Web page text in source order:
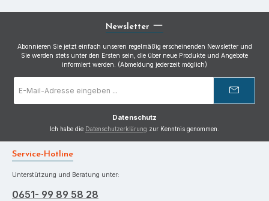
Newsletter
Abonnieren Sie jetzt einfach unseren regelmäßig erscheinenden Newsletter und
Sie werden stets unter den Ersten sein, die über neue Produkte und Angebote
informiert werden. (Abmeldung jederzeit möglich)
Mail-
Adresse
Datenschutz
Ich habe die Datenschutzerklärung zur Kenntnis genommen.
Service-Hotline
Unterstützung und Beratung unter:
0651- 99 89 58 28